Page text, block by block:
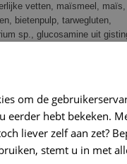
vetten, maïsmeel, maïs,
bietenpulp, tarwegluten,
sp., glucosamine uit
te behouden. Raadpleeg bij
water moet dagelijks ter
om de
eerder hebt bekeken.
liever zelf aan zet?
stemt u in met